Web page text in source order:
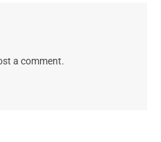
a comment.